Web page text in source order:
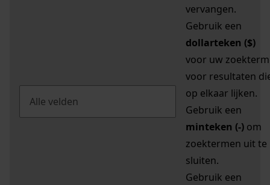
vervangen.
Gebruik een
dollarteken ($)
voor uw zoekterm
voor resultaten
op elkaar lijken.
Gebruik een
minteken (-) om
zoektermen uit te
sluiten.
Gebruik een